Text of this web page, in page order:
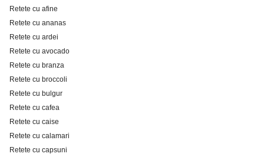
Retete cu afine
Retete cu ananas
Retete cu ardei
Retete cu avocado
Retete cu branza
Retete cu broccoli
Retete cu bulgur
Retete cu cafea
Retete cu caise
Retete cu calamari
Retete cu capsuni